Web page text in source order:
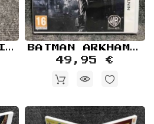
MARIO PARTY ISLAND TOUR NINTENDO 3DS BATMAN ARKHAM ORIGINS BLACKGATE NUEVO PRECINTADO NINTENDO 3DS
49,95 €